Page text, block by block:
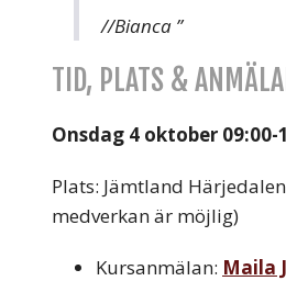
//Bianca ”
TID, PLATS &
Onsdag 4 oktober 09:00-
Plats: Jämtland
medverkan är möjlig)
Kursanmälan: Maila